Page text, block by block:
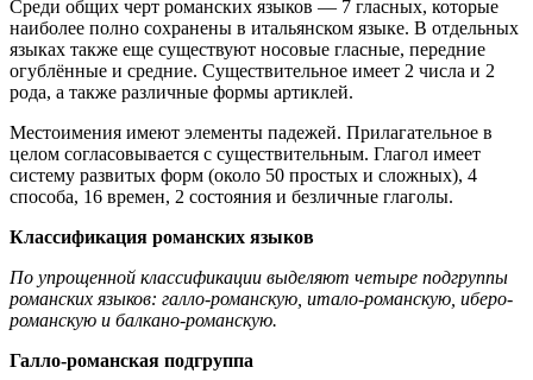
Среди общих черт романских языков — 7 гласных, которые
наиболее полно сохранены в итальянском языке. В отдельных
языках также еще существуют носовые гласные, передние
огублённые и средние. Существительное имеет 2 числа и 2
рода, а также различные формы артиклей.
Местоимения имеют элементы падежей. Прилагательное в
целом согласовывается с существительным. Глагол имеет
систему развитых форм (около 50 простых и сложных), 4
способа, 16 времен, 2 состояния и безличные глаголы.
Классификация романских языков
По упрощенной классификации выделяют четыре подгруппы
романских языков: галло-романскую, итало-романскую, иберо-
романскую и балкано-романскую.
Галло-романская подгруппа